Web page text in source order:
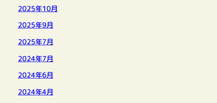
2025年10月
2025年9月
2025年7月
2024年7月
2024年6月
2024年4月